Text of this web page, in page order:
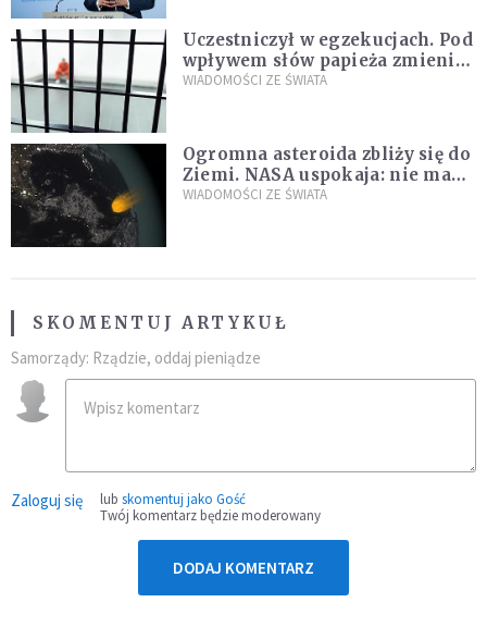
Uczestniczył w egzekucjach. Pod
wpływem słów papieża zmienił
zdanie
WIADOMOŚCI ZE ŚWIATA
Ogromna asteroida zbliży się do
Ziemi. NASA uspokaja: nie ma
zagrożenia
WIADOMOŚCI ZE ŚWIATA
SKOMENTUJ ARTYKUŁ
Samorządy: Rządzie, oddaj pieniądze
Zaloguj się lub skomentuj jako Gość
Twój komentarz będzie moderowany
DODAJ KOMENTARZ